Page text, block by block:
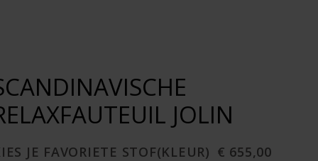
JOLIN
JE FAVORIETE STOF(KLEUR) € 655,00